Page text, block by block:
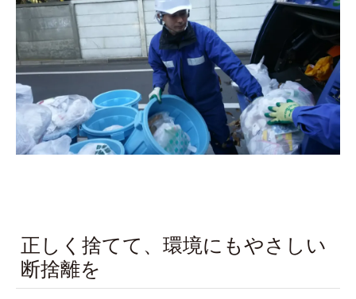
正しく捨てて、環境にもやさしい
断捨離を